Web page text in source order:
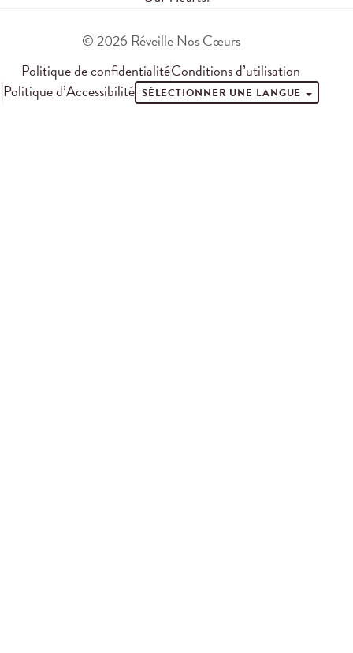
© 2026 Réveille Nos Cœurs
Politique de confidentialitéConditions d’utilisation
Politique d’Accessibilité SÉLECTIONNER UNE LANGUE